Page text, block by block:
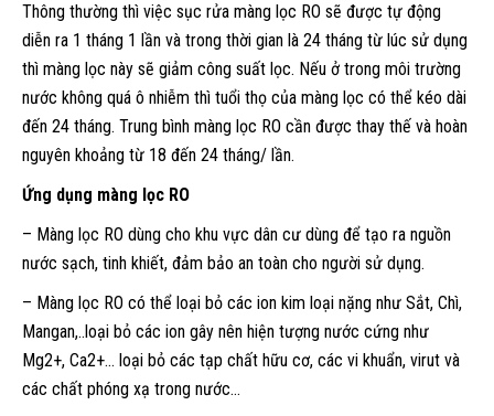
Thông thường thì việc sục rửa màng lọc RO sẽ được tự động
diễn ra 1 tháng 1 lần và trong thời gian là 24 tháng từ lúc sử dụng
thì màng lọc này sẽ giảm công suất lọc. Nếu ở trong môi trường
nước không quá ô nhiễm thì tuổi thọ của màng lọc có thể kéo dài
đến 24 tháng. Trung bình màng lọc RO cần được thay thế và hoàn
nguyên khoảng từ 18 đến 24 tháng/ lần.
Ứng dụng màng lọc RO
– Màng lọc RO dùng cho khu vực dân cư dùng để tạo ra nguồn
nước sạch, tinh khiết, đảm bảo an toàn cho người sử dụng.
– Màng lọc RO có thể loại bỏ các ion kim loại nặng như Sắt, Chì,
Mangan,..loại bỏ các ion gây nên hiện tượng nước cứng như
Mg2+, Ca2+… loại bỏ các tạp chất hữu cơ, các vi khuẩn, virut và
các chất phóng xạ trong nước…